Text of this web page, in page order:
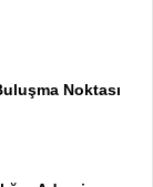
Noktası